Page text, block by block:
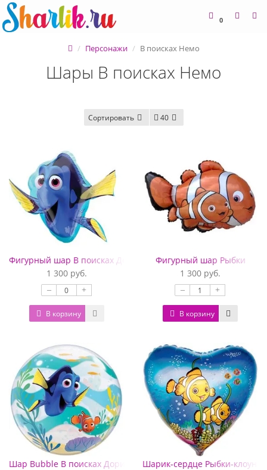
0
Персонажи В поисках Немо
Шары В поисках Немо
Сортировать 40
Фигурный шар В поисках Дори
1 300 руб.
– +
В корзину
Фигурный шар Рыбки
1 300 руб.
– +
В корзину
Шар Bubble В поисках Дори
Шарик-сердце Рыбки-клоуны